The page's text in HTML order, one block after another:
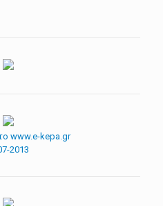
www.e-kepa.gr
2013